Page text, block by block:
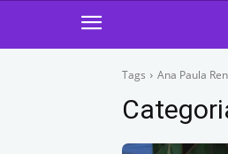
Tags Ana Paula